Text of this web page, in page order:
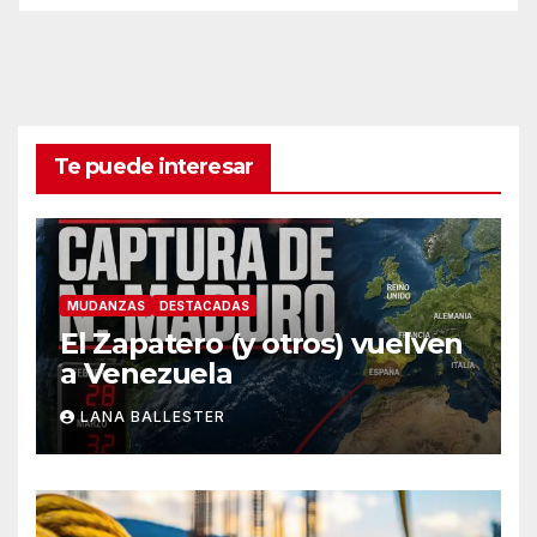
Te puede interesar
MUDANZAS DESTACADAS
El Zapatero (y otros) vuelven
a Venezuela
LANA BALLESTER